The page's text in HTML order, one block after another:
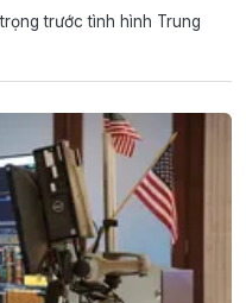
trước tình hình Trung